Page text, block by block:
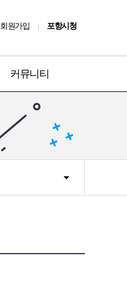
회원가입 포항시청
커뮤니티